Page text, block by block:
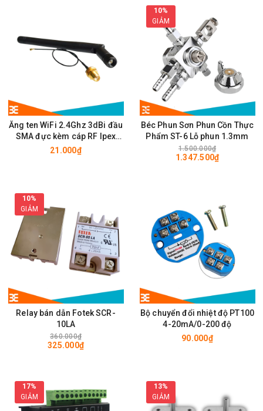
Ăng ten WiFi 2.4Ghz 3dBi đầu
SMA đực kèm cáp RF Ipex
10cm
21.000₫
10%
GIẢM
Béc Phun Sơn Phun Cồn Thực
Phẩm ST-6 Lỗ phun 1.3mm
1.500.000₫
1.347.500₫
10%
GIẢM
Relay bán dẫn Fotek SCR-
10LA
360.000₫
325.000₫
Bộ chuyển đổi nhiệt độ PT100
4-20mA/0-200 độ
90.000₫
17%
GIẢM
13%
GIẢM